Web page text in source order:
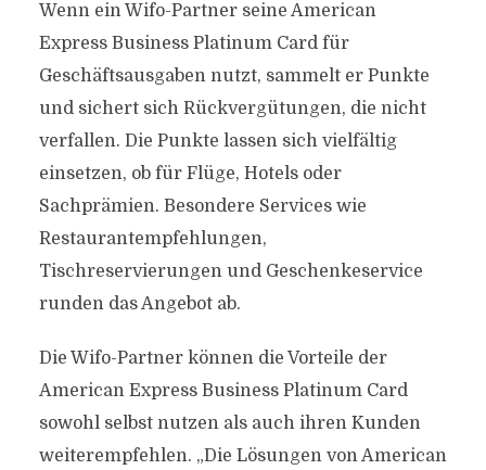
Wenn ein Wifo-Partner seine American
Express Business Platinum Card für
Geschäftsausgaben nutzt, sammelt er Punkte
und sichert sich Rückvergütungen, die nicht
verfallen. Die Punkte lassen sich vielfältig
einsetzen, ob für Flüge, Hotels oder
Sachprämien. Besondere Services wie
Restaurantempfehlungen,
Tischreservierungen und Geschenkeservice
runden das Angebot ab.
Die Wifo-Partner können die Vorteile der
American Express Business Platinum Card
sowohl selbst nutzen als auch ihren Kunden
weiterempfehlen. „Die Lösungen von American